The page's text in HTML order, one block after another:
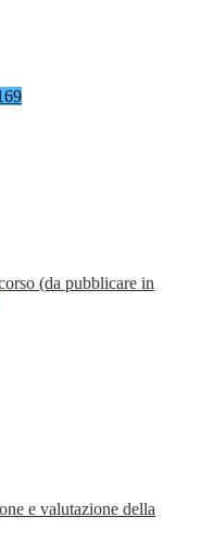
(da pubblicare in
e valutazione della